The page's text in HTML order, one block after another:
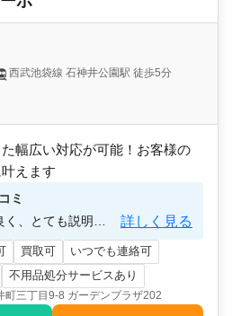
西武池袋線 石神井公園駅 徒歩5分
幅広い対応が可能！お客様の
えます
ミ
担当者の対応が良く、とても説明がわかりやすく、親しみやすかったから。
詳しく見る
買取可
いつでも連絡可
不用品処分サービスあり
町三丁目9-8 ガーデンプラザ202